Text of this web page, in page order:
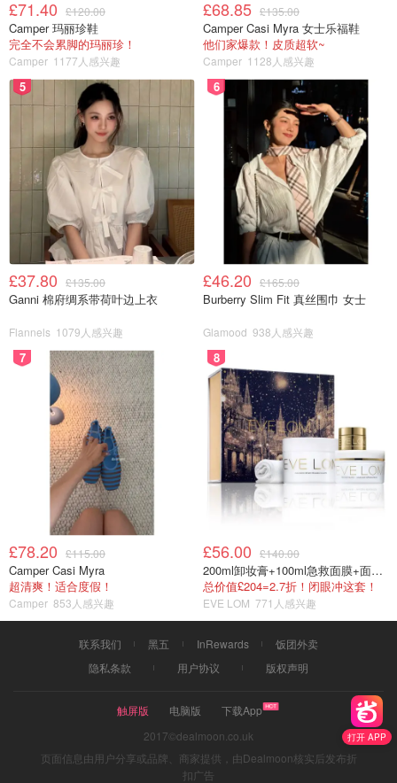
打开 APP
£71.40 £120.00
Camper 玛丽珍鞋
完全不会累脚的玛丽珍！
Camper 1177人感兴趣
£68.85 £135.00
Camper Casi Myra 女士乐福鞋
他们家爆款！皮质超软~
Camper 1128人感兴趣
5
£37.80 £135.00
Ganni 棉府绸系带荷叶边上衣
Flannels 1079人感兴趣
6
£46.20 £165.00
Burberry Slim Fit 真丝围巾 女士
Glamood 938人感兴趣
7
£78.20 £115.00
Camper Casi Myra
超清爽！适合度假！
Camper 853人感兴趣
8
£56.00 £140.00
200ml卸妆膏+100ml急救面膜+面霜+洁颜布
总价值£204=2.7折！闭眼冲这套！
EVE LOM 771人感兴趣
联系我们 黑五 InRewards
饭团外卖
隐私条款
用户协议 版权声明
触屏版 电脑版
下载App
2017©dealmoon.co.uk
页面信息由用户分享或品牌、商家提供，由Dealmoon核实后发布折
扣广告